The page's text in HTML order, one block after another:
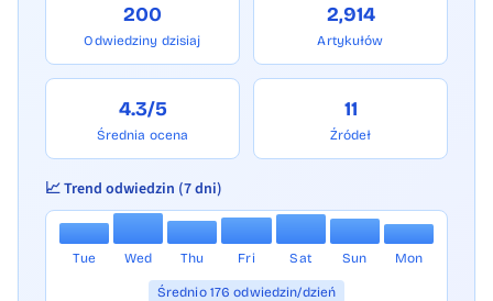
200
Odwiedziny dzisiaj
2,914
Artykułów
4.3/5
Średnia ocena
11
Źródeł
📈 Trend odwiedzin (7 dni)
Tue Wed Thu Fri Sat Sun Mon
Średnio 176 odwiedzin/dzień